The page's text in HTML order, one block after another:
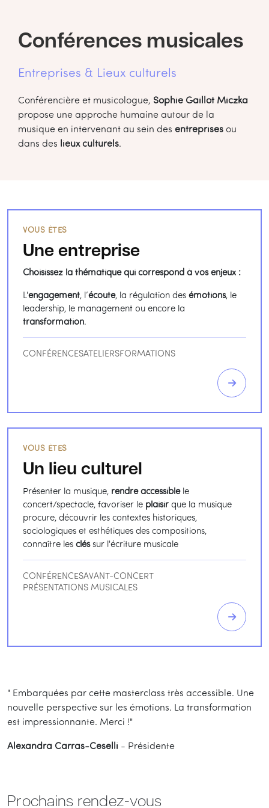
Conférences musicales
Entreprises & Lieux culturels
Conférencière et musicologue, Sophie Gaillot Miczka
propose une approche humaine autour de la
musique en intervenant au sein des entreprises ou
dans des lieux culturels.
VOUS ÊTES
Une entreprise
Choisissez la thématique qui correspond à vos enjeux :
L'engagement, l’écoute, la régulation des émotions, le
leadership, le management ou encore la
transformation.
CONFÉRENCESATELIERSFORMATIONS
VOUS ÊTES
Un lieu culturel
Présenter la musique, rendre accessiblele
concert/spectacle, favoriser le plaisir que la musique
procure, découvrir les contextes historiques,
sociologiques et esthétiques des compositions,
connaître les cléssur l'écriture musicale
CONFÉRENCESAVANT-CONCERT
PRÉSENTATIONS MUSICALES
" Embarquées par cette masterclass très accessible. Une
nouvelle perspective sur les émotions. La transformation
est impressionnante. Merci !"
Alexandra Carras-Ceselli - Présidente
Prochains rendez-vous